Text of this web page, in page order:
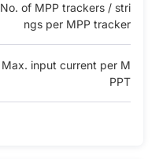
No. of MPP trackers / stri
ngs per MPP tracker
Max. input current per M
PPT